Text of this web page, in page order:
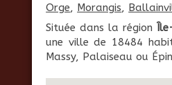
Orge, Morangis,
Située dans la région
une ville de 18484
Massy, Palaiseau ou